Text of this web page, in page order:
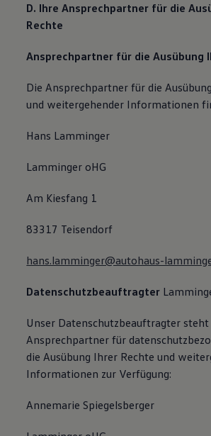
D. Ihre Ansprechpartner für die
Rechte
Ansprechpartner für die Ausübung
Die Ansprechpartner für die
und weitergehender Informationen
Hans Lamminger
Lamminger oHG
Am Kiesfang 1
83317 Teisendorf
hans.lamminger@autohaus-
Datenschutzbeauftragter
Unser Datenschutzbeauftragter steht
Ansprechpartner für
die Ausübung Ihrer Rechte und
Informationen zur Verfügung:
Annemarie Spiegelsberger